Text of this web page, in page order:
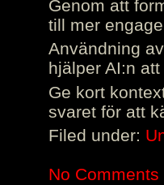
Genom att
till mer
Användning
hjälper AI:n
Ge kort
svaret för att
Filed under:
No Comments